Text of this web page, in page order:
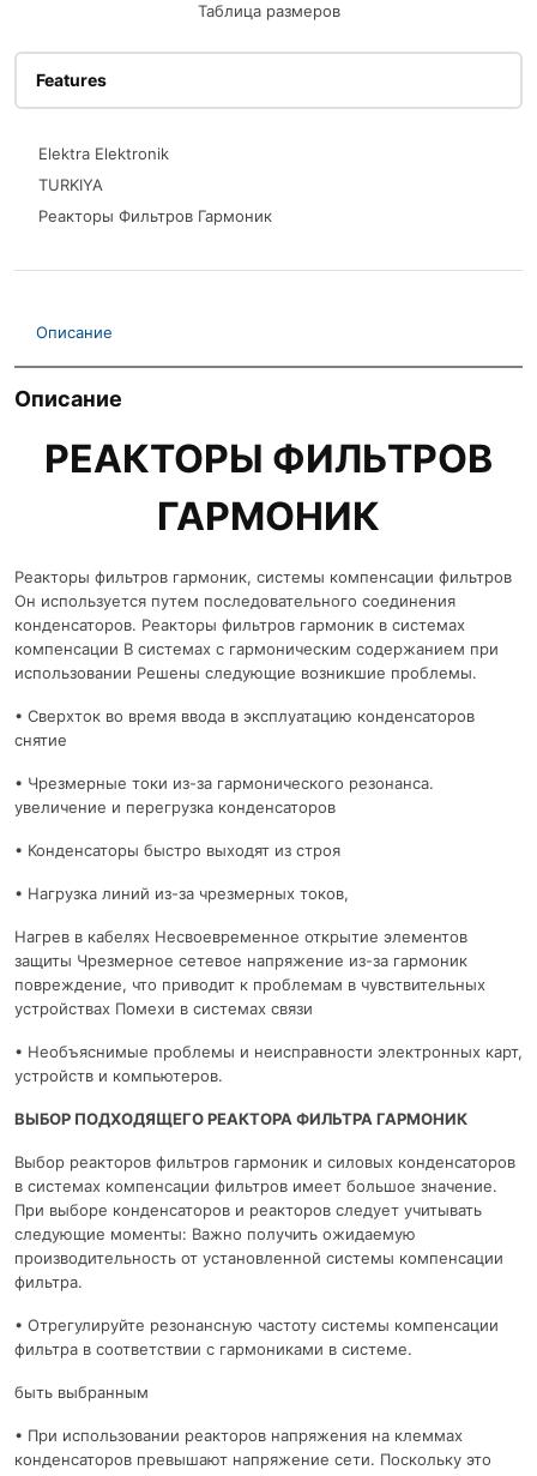
Таблица размеров
Features
Elektra Elektronik
TURKIYA
Реакторы Фильтров Гармоник
Описание
Описание
РЕАКТОРЫ ФИЛЬТРОВ
ГАРМОНИК
Реакторы фильтров гармоник, системы компенсации фильтров
Он используется путем последовательного соединения
конденсаторов. Реакторы фильтров гармоник в системах
компенсации В системах с гармоническим содержанием при
использовании Решены следующие возникшие проблемы.
• Сверхток во время ввода в эксплуатацию конденсаторов
снятие
• Чрезмерные токи из-за гармонического резонанса.
увеличение и перегрузка конденсаторов
• Конденсаторы быстро выходят из строя
• Нагрузка линий из-за чрезмерных токов,
Нагрев в кабелях Несвоевременное открытие элементов
защиты Чрезмерное сетевое напряжение из-за гармоник
повреждение, что приводит к проблемам в чувствительных
устройствах Помехи в системах связи
• Необъяснимые проблемы и неисправности электронных карт,
устройств и компьютеров.
ВЫБОР ПОДХОДЯЩЕГО РЕАКТОРА ФИЛЬТРА ГАРМОНИК
Выбор реакторов фильтров гармоник и силовых конденсаторов
в системах компенсации фильтров имеет большое значение.
При выборе конденсаторов и реакторов следует учитывать
следующие моменты: Важно получить ожидаемую
производительность от установленной системы компенсации
фильтра.
• Отрегулируйте резонансную частоту системы компенсации
фильтра в соответствии с гармониками в системе.
быть выбранным
• При использовании реакторов напряжения на клеммах
конденсаторов превышают напряжение сети. Поскольку это